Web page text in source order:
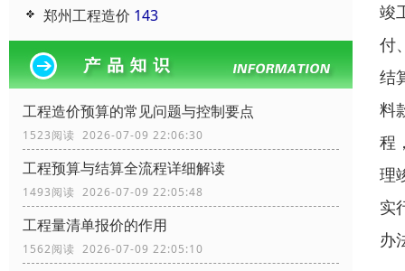
郑州工程造价 143
工程造价预算的常见问题与控制要点
1523阅读 2026-07-09 22:06:30
工程预算与结算全流程详细解读
1493阅读 2026-07-09 22:05:48
工程量清单报价的作用
1562阅读 2026-07-09 22:05:10
竣
付
结
料
程
理
实
办